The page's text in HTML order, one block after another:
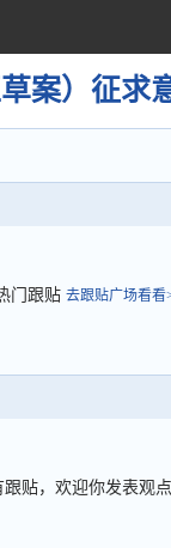
案）征求
门跟贴 去跟贴广场看看
跟贴，欢迎你发表观点